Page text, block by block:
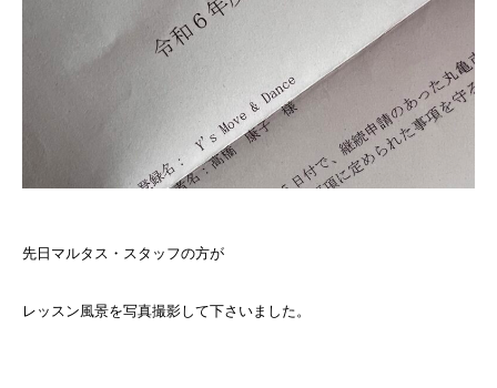
先日マルタス・スタッフの方が
レッスン風景を写真撮影して下さいました。